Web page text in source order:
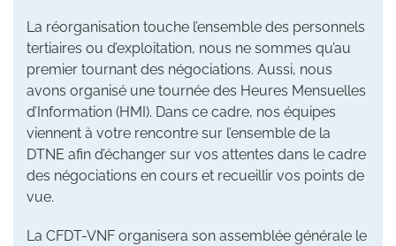
La réorganisation touche l’ensemble des personnels
tertiaires ou d’exploitation, nous ne sommes qu’au
premier tournant des négociations. Aussi, nous
avons organisé une tournée des Heures Mensuelles
d’Information (HMI). Dans ce cadre, nos équipes
viennent à votre rencontre sur l’ensemble de la
DTNE afin d’échanger sur vos attentes dans le cadre
des négociations en cours et recueillir vos points de
vue.
La CFDT-VNF organisera son assemblée générale le